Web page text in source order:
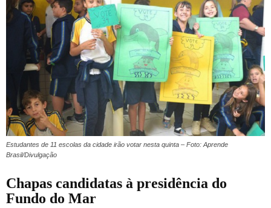
Estudantes de 11 escolas da cidade irão votar nesta quinta – Foto: Aprende
Brasil/Divulgação
Chapas candidatas à presidência do
Fundo do Mar